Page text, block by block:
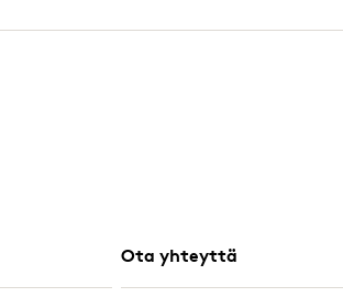
Ota yhteyttä